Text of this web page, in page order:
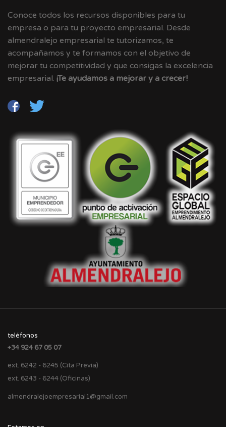
Conoce todos los recursos disponibles para tu
empresa o para tu proyecto empresarial. Desde
almendralejo empresarial te tutorizamos, te
acompañamos y te formamos con el objetivo de
mejorar tu competitividad y que consigas la excelencia
empresarial. ¡Te ayudamos a mejorar y a crecer!
teléfonos
+34 924 67 05 07
ext. 6242 - 6245 (Cita Previa)
ext. 6243 - 6244 (Oficinas)
almendralejoempresarial1@gmail.com